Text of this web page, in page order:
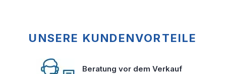
UNSERE KUNDENVORTEILE
Beratung vor dem Verkauf